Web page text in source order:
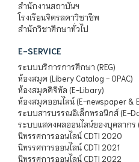
สำนักงานสถาบันฯ
โรงเรียนจิตรลดาวิชาชีพ
สำนักวิชาศึกษาทั่วไป
E-SERVICE
ระบบบริการการศึกษา (REG)
ห้องสมุด (Libery Catalog - OPAC)
ห้องสมุดดิจิทัล (E-Libary)
ห้องสมุดออนไลน์ (E-newspaper &
ระบบสารบรรณอิเล็กทรอนิกส์ (E-
ระบบแสดงผลออนไลน์ของบุคลากร
นิทรรศการออนไลน์ CDTI 2020
นิทรรศการออนไลน์ CDTI 2021
นิทรรศการออนไลน์ CDTI 2022